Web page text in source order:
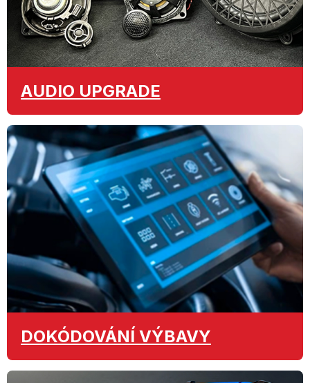
AUDIO UPGRADE
DOKÓDOVÁNÍ VÝBAVY